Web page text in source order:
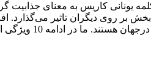
یونانی کاریس به معنای
بخش بر روی دیگران تاثیر
10 ویژگی افراد داری شخصیت کاریزماتیک را خواهیم گفت.